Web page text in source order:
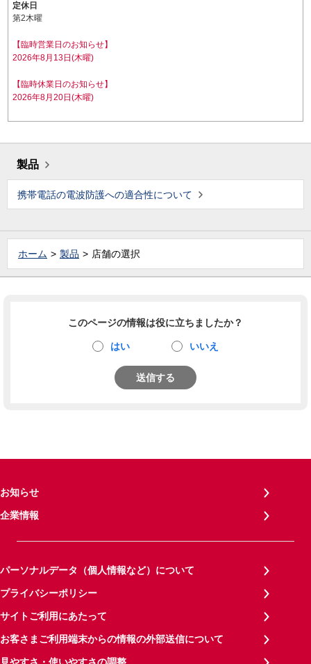
定休日
第2木曜
【臨時営業日のお知らせ】
2026年8月13日(木曜)
【臨時休業日のお知らせ】
2026年8月20日(木曜)
製品
携帯電話の電波防護への適合性について
ホーム 製品 店舗の選択
このページの情報は役に立ちましたか？
はい いいえ
送信する
お知らせ
企業情報
パーソナルデータ（個人情報など）について
プライバシーポリシー
サイトご利用にあたって
お客さまご利用端末からの情報の外部送信について